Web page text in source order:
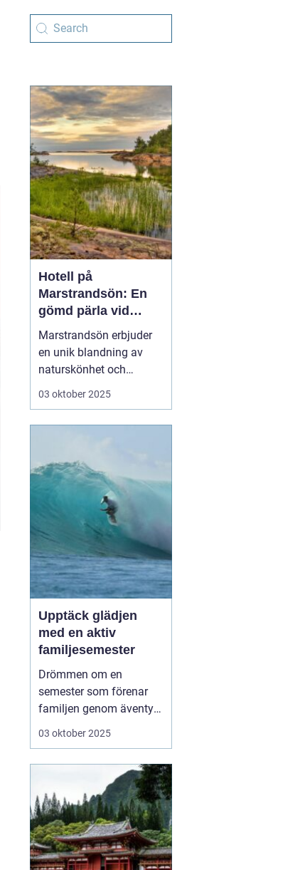
Hotell på
Marstrandsön: En
gömd pärla vid
västkusten
Marstrandsön erbjuder
en unik blandning av
naturskönhet och
historisk charm, och är
mysiga hotell och
närheten till natur, kultur
03 oktober 2025
Upptäck glädjen
med en aktiv
familjesemester
Drömmen om en
semester som förenar
familjen genom äventyr
och nya upplevelser är
familjesemester har
blivit ett populärt
alternativ för familjer
som vill tillbringa kvalit...
03 oktober 2025